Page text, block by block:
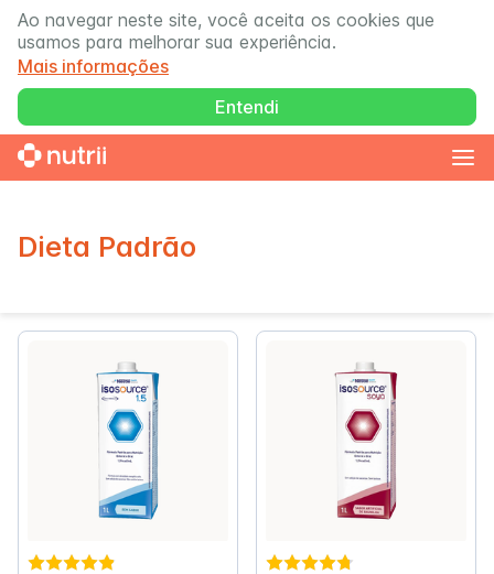
Ao navegar neste site, você aceita os cookies que
usamos para melhorar sua experiência.
Mais informações
Entendi
Dieta Padrão